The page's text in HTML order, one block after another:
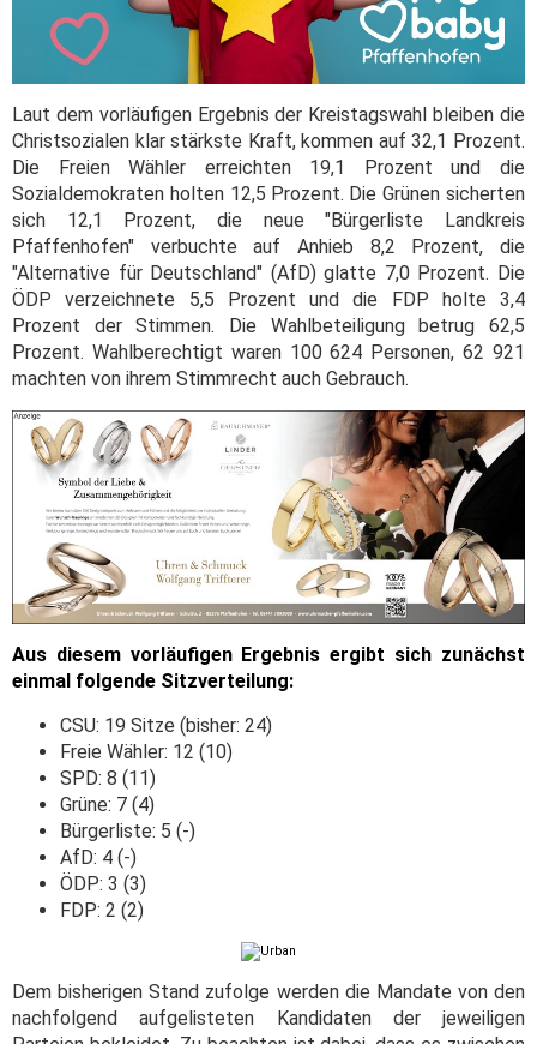
Laut dem vorläufigen Ergebnis der Kreistagswahl bleiben die
Christsozialen klar stärkste Kraft, kommen auf 32,1 Prozent.
Die Freien Wähler erreichten 19,1 Prozent und die
Sozialdemokraten holten 12,5 Prozent. Die Grünen sicherten
sich 12,1 Prozent, die neue "Bürgerliste Landkreis
Pfaffenhofen" verbuchte auf Anhieb 8,2 Prozent, die
"Alternative für Deutschland" (AfD) glatte 7,0 Prozent. Die
ÖDP verzeichnete 5,5 Prozent und die FDP holte 3,4
Prozent der Stimmen. Die Wahlbeteiligung betrug 62,5
Prozent. Wahlberechtigt waren 100 624 Personen, 62 921
machten von ihrem Stimmrecht auch Gebrauch.
Aus diesem vorläufigen Ergebnis ergibt sich zunächst
einmal folgende Sitzverteilung:
CSU: 19 Sitze (bisher: 24)
Freie Wähler: 12 (10)
SPD: 8 (11)
Grüne: 7 (4)
Bürgerliste: 5 (-)
AfD: 4 (-)
ÖDP: 3 (3)
FDP: 2 (2)
Dem bisherigen Stand zufolge werden die Mandate von den
nachfolgend aufgelisteten Kandidaten der jeweiligen